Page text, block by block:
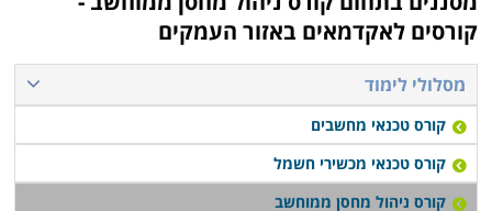
עבודה, כך שתוכלו לפנות למסלול ערב ובסיום הקורס
להתקדם לעבודה בתחום.
קורס ניהול מחסן ממוחשב נערך פעם או פעמיים בשבוע,
תלוי במוסד הלימודים, כאשר בחלק המקומות תוכלו לקבל
אף שיעורי השלמה במידה ופספסתם את אחד השיעורים או
הדרכה דרך האינטרנט.
קורסים לאקדמאים באזור העמקים
מסלולי לימוד
קורס טכנאי מחשבים
קורס טכנאי מכשירי חשמל
קורס ניהול מחסן ממוחשב